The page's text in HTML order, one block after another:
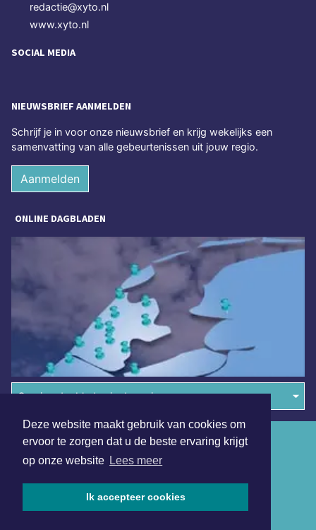
Deze website maakt gebruik van cookies om
ervoor te zorgen dat u de beste ervaring krijgt
op onze website Lees meer
Ik accepteer cookies
redactie@xyto.nl
www.xyto.nl
SOCIAL MEDIA
NIEUWSBRIEF AANMELDEN
Schrijf je in voor onze nieuwsbrief en krijg wekelijks een
samenvatting van alle gebeurtenissen uit jouw regio.
Aanmelden
ONLINE DAGBLADEN
Overige dagbladen in de regio
Algemene voorwaarden
Disclaimer